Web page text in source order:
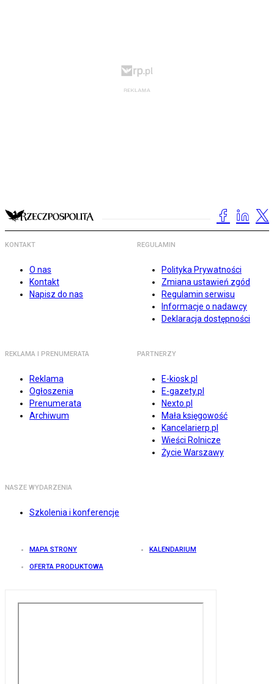
KONTAKT
O nas
Kontakt
Napisz do nas
REGULAMIN
Polityka Prywatności
Zmiana ustawień zgód
Regulamin serwisu
Informacje o nadawcy
Deklaracja dostępności
REKLAMA I PRENUMERATA
Reklama
Ogłoszenia
Prenumerata
Archiwum
PARTNERZY
E-kiosk.pl
E-gazety.pl
Nexto.pl
Mała księgowość
Kancelarierp.pl
Wieści Rolnicze
Życie Warszawy
NASZE WYDARZENIA
Szkolenia i konferencje
MAPA STRONY KALENDARIUM
OFERTA PRODUKTOWA